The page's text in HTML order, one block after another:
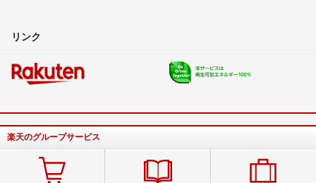
リンク
楽天のグループサービス